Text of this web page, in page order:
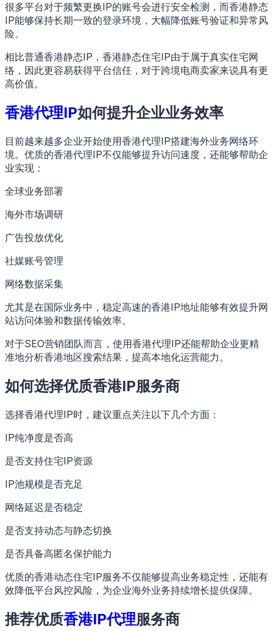
很多平台对于频繁更换IP的账号会进行安全检测，而香港静态
IP能够保持长期一致的登录环境，大幅降低账号验证和异常风
险。
相比普通香港静态IP，香港静态住宅IP由于属于真实住宅网
络，因此更容易获得平台信任，对于跨境电商卖家来说具有更
高价值。
香港代理IP如何提升企业业务效率
目前越来越多企业开始使用香港代理IP搭建海外业务网络环
境。优质的香港代理IP不仅能够提升访问速度，还能够帮助企
业实现：
全球业务部署
海外市场调研
广告投放优化
社媒账号管理
网络数据采集
尤其是在国际业务中，稳定高速的香港IP地址能够有效提升网
站访问体验和数据传输效率。
对于SEO营销团队而言，使用香港代理IP还能帮助企业更精
准地分析香港地区搜索结果，提高本地化运营能力。
如何选择优质香港IP服务商
选择香港代理IP时，建议重点关注以下几个方面：
IP纯净度是否高
是否支持住宅IP资源
IP池规模是否充足
网络延迟是否稳定
是否支持动态与静态切换
是否具备高匿名保护能力
优质的香港动态住宅IP服务不仅能够提高业务稳定性，还能有
效降低平台风控风险，为企业海外业务持续增长提供保障。
推荐优质香港IP代理服务商